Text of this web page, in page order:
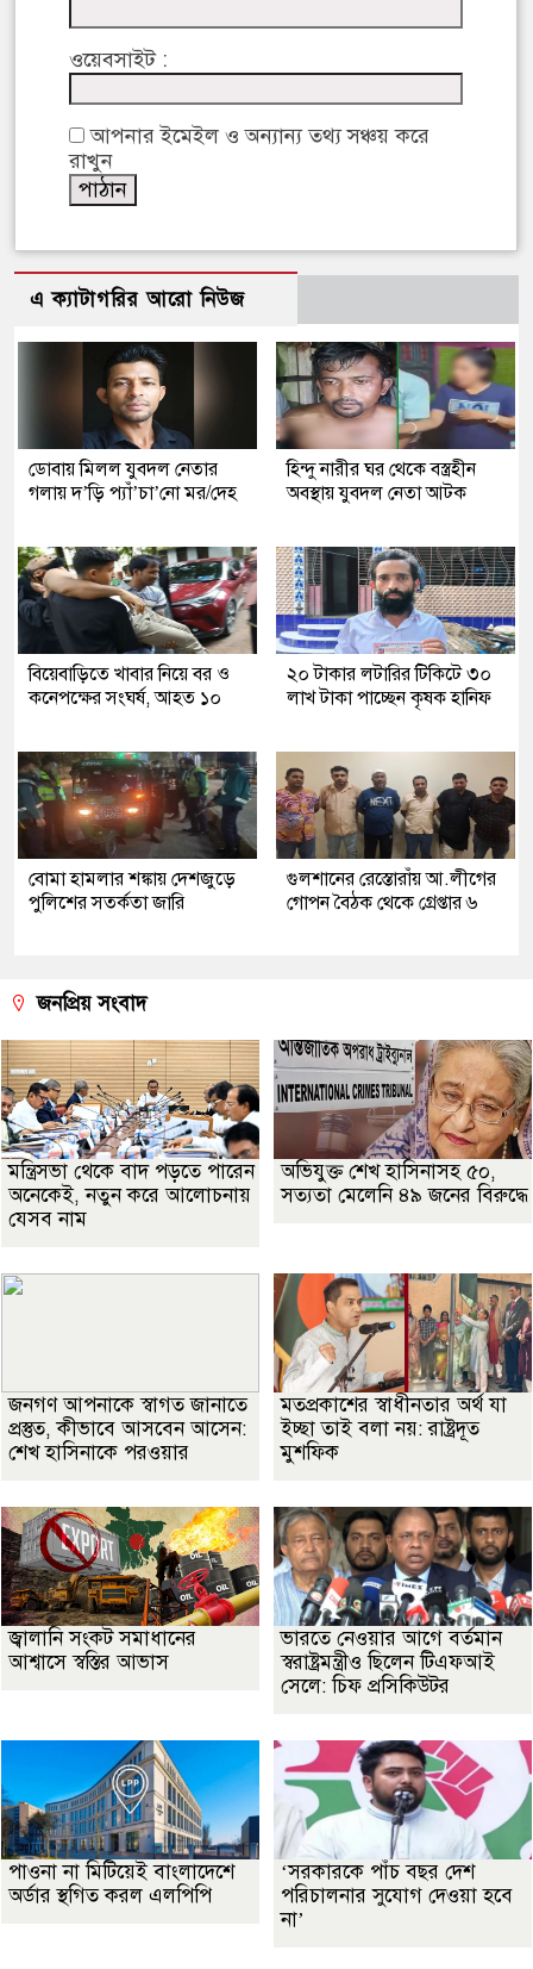
ওয়েবসাইট :
আপনার ইমেইল ও অন্যান্য তথ্য সঞ্চয় করে
রাখুন
এ ক্যাটাগরির আরো নিউজ
ডোবায় মিলল যুবদল নেতার
গলায় দ’ড়ি প্যাঁ’চা’নো মর/দেহ
হিন্দু নারীর ঘর থেকে বস্ত্রহীন
অবস্থায় যুবদল নেতা আটক
বিয়েবাড়িতে খাবার নিয়ে বর ও
কনেপক্ষের সংঘর্ষ, আহত ১০
২০ টাকার লটারির টিকিটে ৩০
লাখ টাকা পাচ্ছেন কৃষক হানিফ
বোমা হামলার শঙ্কায় দেশজুড়ে
পুলিশের সতর্কতা জারি
গুলশানের রেস্তোরাঁয় আ.লীগের
গোপন বৈঠক থেকে গ্রেপ্তার ৬
জনপ্রিয় সংবাদ
মন্ত্রিসভা থেকে বাদ পড়তে পারেন
অনেকেই, নতুন করে আলোচনায়
যেসব নাম
অভিযুক্ত শেখ হাসিনাসহ ৫০,
সত্যতা মেলেনি ৪৯ জনের বিরুদ্ধে
জনগণ আপনাকে স্বাগত জানাতে
প্রস্তুত, কীভাবে আসবেন আসেন:
শেখ হাসিনাকে পরওয়ার
মতপ্রকাশের স্বাধীনতার অর্থ যা
ইচ্ছা তাই বলা নয়: রাষ্ট্রদূত
মুশফিক
জ্বালানি সংকট সমাধানের
আশ্বাসে স্বস্তির আভাস
ভারতে নেওয়ার আগে বর্তমান
স্বরাষ্ট্রমন্ত্রীও ছিলেন টিএফআই
সেলে: চিফ প্রসিকিউটর
পাওনা না মিটিয়েই বাংলাদেশে
অর্ডার স্থগিত করল এলপিপি
‘সরকারকে পাঁচ বছর দেশ
পরিচালনার সুযোগ দেওয়া হবে
না’